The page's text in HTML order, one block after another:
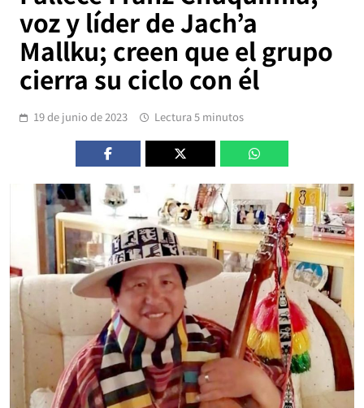
voz y líder de Jach’a
Mallku; creen que el grupo
cierra su ciclo con él
19 de junio de 2023 Lectura 5 minutos